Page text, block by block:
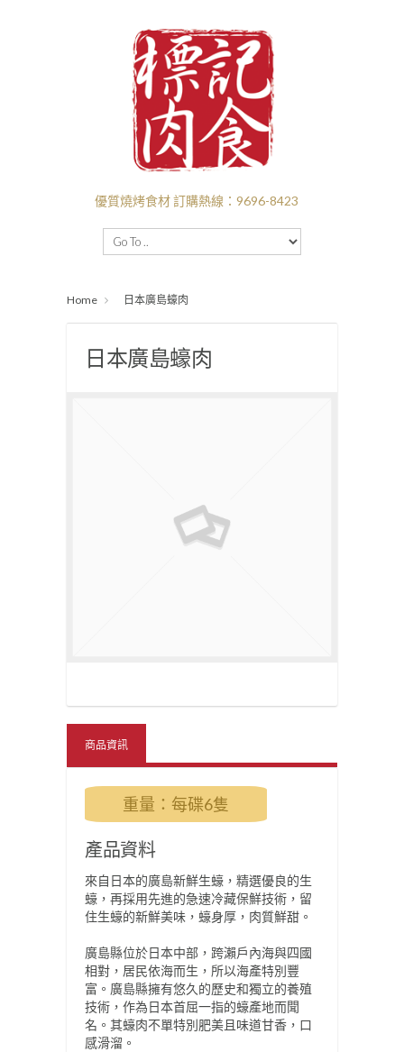
優質燒烤食材 訂購熱線：9696-8423
主頁
關於標記
Home 日本廣島蠔肉
日本廣島蠔肉
商品資訊
重量：每碟6隻
產品資料
來自日本的廣島新鮮生蠔，精選優良的生
蠔，再採用先進的急速冷藏保鮮技術，留
住生蠔的新鮮美味，蠔身厚，肉質鮮甜。
廣島縣位於日本中部，跨瀨戶內海與四國
相對，居民依海而生，所以海產特別豐
富。廣島縣擁有悠久的歷史和獨立的養殖
技術，作為日本首屈一指的蠔產地而聞
名。其蠔肉不單特別肥美且味道甘香，口
感滑溜。